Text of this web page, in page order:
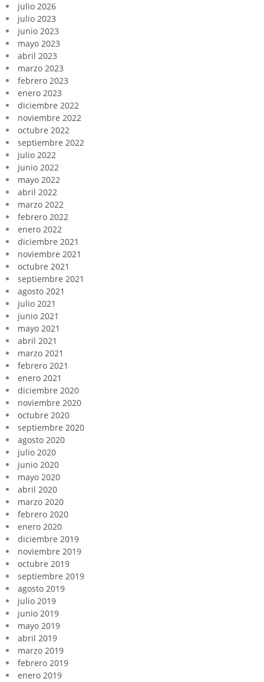
julio 2026
julio 2023
junio 2023
mayo 2023
abril 2023
marzo 2023
febrero 2023
enero 2023
diciembre 2022
noviembre 2022
octubre 2022
septiembre 2022
julio 2022
junio 2022
mayo 2022
abril 2022
marzo 2022
febrero 2022
enero 2022
diciembre 2021
noviembre 2021
octubre 2021
septiembre 2021
agosto 2021
julio 2021
junio 2021
mayo 2021
abril 2021
marzo 2021
febrero 2021
enero 2021
diciembre 2020
noviembre 2020
octubre 2020
septiembre 2020
agosto 2020
julio 2020
junio 2020
mayo 2020
abril 2020
marzo 2020
febrero 2020
enero 2020
diciembre 2019
noviembre 2019
octubre 2019
septiembre 2019
agosto 2019
julio 2019
junio 2019
mayo 2019
abril 2019
marzo 2019
febrero 2019
enero 2019